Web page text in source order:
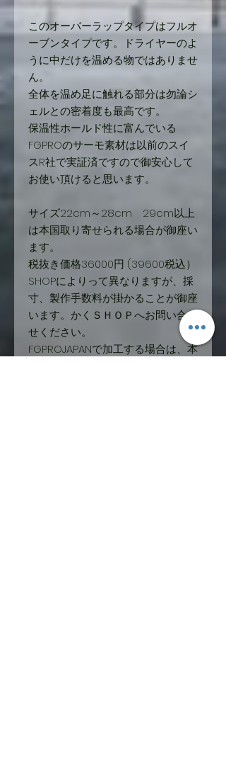
このオーバーラップタイプはフルオ
ーブンタイプです。ドライヤーのよ
うに中だけを温める物ではありませ
ん。
全体を温め足に触れる部分は勿論シ
ェルとの密着度も最高です。
保温性ホールド性に富んでいる
FGPROのサーモ素材は以前のスイ
スR社で実証済ですので御安心して
お使い頂けると思います。
サイズ22cm～28cm 29cm以上
は本国取り寄せられる場合が御座い
ます。
税抜き価格36000円 (39600税込）
SHOPによりって異なりますが、採
寸、製作手数料が掛かることが御座
います。かくＳＨＯＰへお問い合わ
せください。
FGPROJAPANで加工する場合は、本